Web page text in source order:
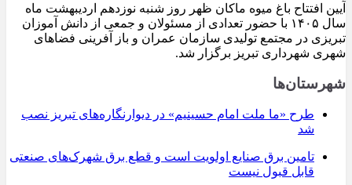
آیین افتتاح باغ میوه ماکان ظهر روز شنبه نوزدهم اردیبهشت ماه
سال ۱۴۰۵ با حضور تعدادی از مسئولان و جمعی از دانش آموزان
تبریزی در مجتمع تولیدی سازمان عمران و باز آفرینی فضاهای
شهری شهرداری تبریز برگزار شد.
شهرستان‌ها
طرح «ما ملت امام حسینیم» در دیوارنگاره‌های تبریز نصب
شد
تامین برق صنایع اولویت است و قطع برق شهرک‌های صنعتی
قابل قبول نیست